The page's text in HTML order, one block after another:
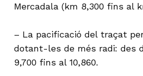
Mercadala (km 8,300 fins al
– La pacificació del traçat
dotant-les de més radi: des
9,700 fins al 10,860.